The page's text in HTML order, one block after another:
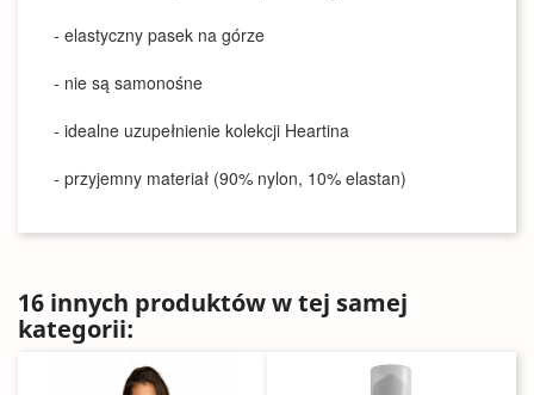
- elastyczny pasek na górze
- nie są samonośne
- idealne uzupełnienie kolekcji Heartina
- przyjemny materiał (90% nylon, 10% elastan)
16 innych produktów w tej samej
kategorii: